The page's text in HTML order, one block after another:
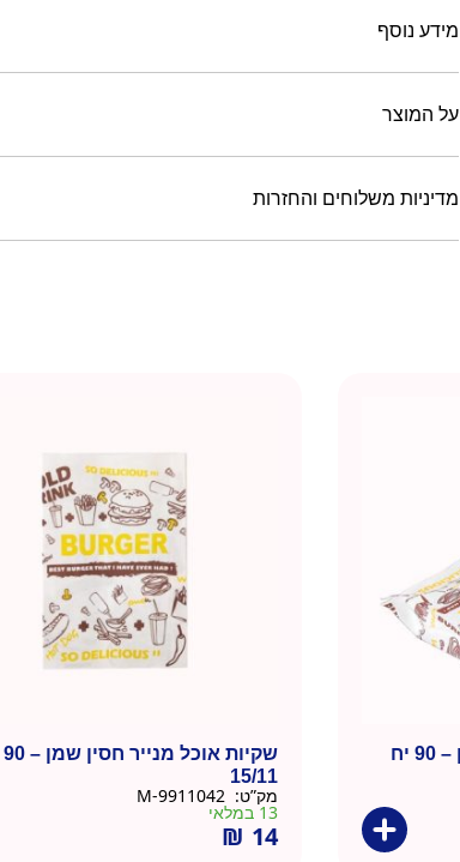
מידע נוסף
על המוצר
מדיניות משלוחים והחזרות
שקיות אוכל מנייר חסין שמן – 90 יח
15/11
מק”ט: 9911042-M
13 במלאי
₪ 14